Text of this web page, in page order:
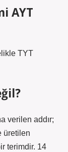
AYT
TYT
verilen addır;
üretilen
terimdir. 14